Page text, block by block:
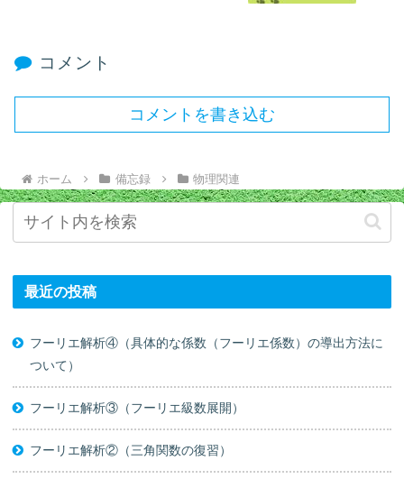
コメント
コメントを書き込む
ホーム 備忘録 物理関連
最近の投稿
フーリエ解析④（具体的な係数（フーリエ係数）の導出方法に
ついて）
フーリエ解析③（フーリエ級数展開）
フーリエ解析②（三角関数の復習）